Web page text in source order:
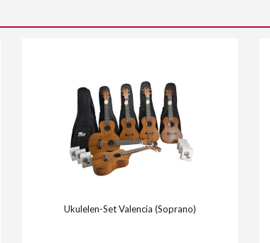
Ukulelen-Set Valencia (Soprano)